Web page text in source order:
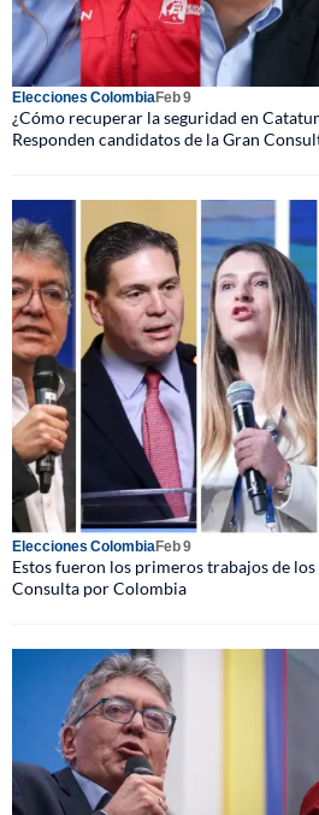
Elecciones ColombiaFeb 9
¿Cómo recuperar la seguridad en
Responden candidatos de la Gran
Elecciones ColombiaFeb 9
Estos fueron los primeros trabajos de
Consulta por Colombia